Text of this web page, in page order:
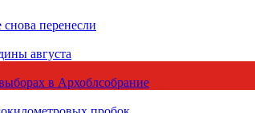
перенесли
августа
в Архоблсобрание